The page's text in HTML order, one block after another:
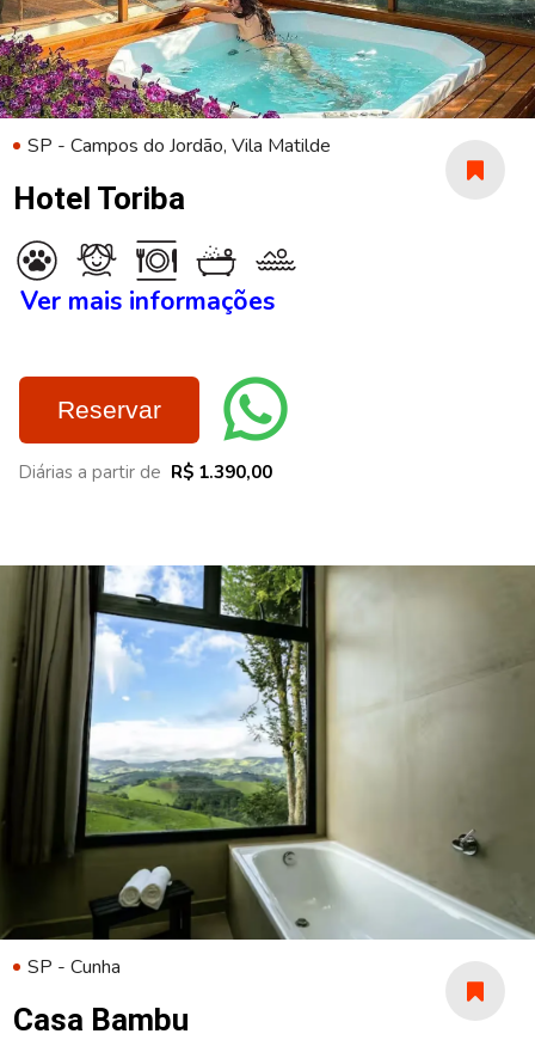
SP - Campos do Jordão, Vila Matilde
Hotel Toriba
Ver mais informações
Reservar
Diárias a partir de R$ 1.390,00
SP - Cunha
Casa Bambu